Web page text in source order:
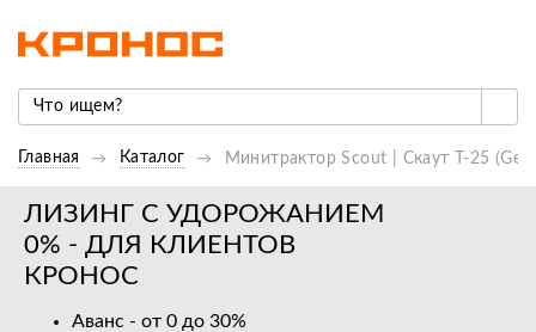
Главная Каталог Минитрактор Scout | Скаут Т-25
ЛИЗИНГ С УДОРОЖАНИЕМ
0% - ДЛЯ КЛИЕНТОВ
КРОНОС
Аванс - от 0 до 30%